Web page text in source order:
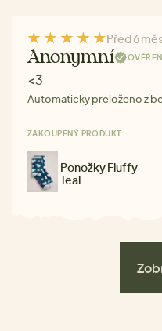
Před 6
Anonymní
<3
Automaticky preloženo z
ZAKOUPENÝ PRODUKT
Ponožky Fluffy
Teal